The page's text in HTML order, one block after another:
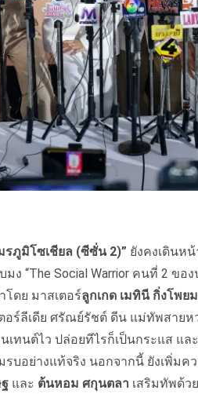
รภูมิโซเชียล (ซีซั่น 2)” ยังคงเดินห
มง “The Social Warrior คนที่ 2 ขอ
โดย มาสเตอร์ลูกเกด เมทินี กิ่งโพยม
ร์ลีเดีย ศรัณย์รัชต์ ดีน แม่ทัพสาย
เทนต์ไว ปล่อยทีไรก็เป็นกระแส และ
บอย่างแท้จริง นอกจากนี้ ยังเพิ่ม
และ ต้นหอม ศกุนตลา เสริมทัพด้ว